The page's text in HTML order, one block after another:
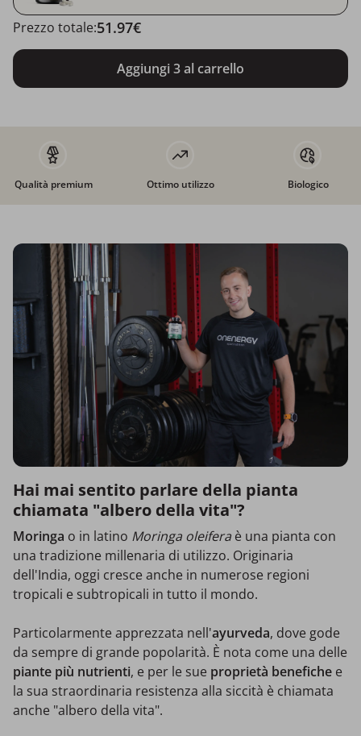
Aggiungi 3 al carrello
Prezzo totale:51.97€
Qualità premium Ottimo utilizzo Biologico
Hai mai sentito parlare della pianta
chiamata "albero della vita"?
Moringa o in latino Moringa oleifera è una pianta con
una tradizione millenaria di utilizzo. Originaria
dell'India, oggi cresce anche in numerose regioni
tropicali e subtropicali in tutto il mondo.
Particolarmente apprezzata nell'ayurveda, dove gode
da sempre di grande popolarità. È nota come una delle
piante più nutrienti, e per le sue proprietà benefiche e
la sua straordinaria resistenza alla siccità è chiamata
anche "albero della vita".